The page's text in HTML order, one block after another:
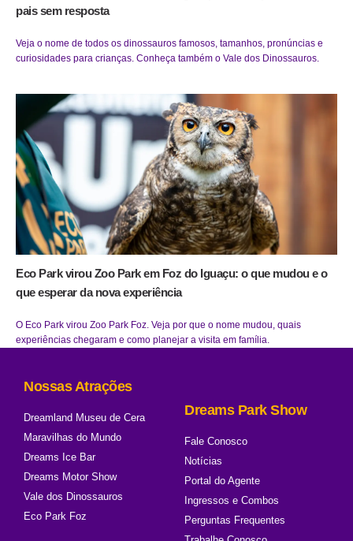
pais sem resposta
Veja o nome de todos os dinossauros famosos, tamanhos, pronúncias e
curiosidades para crianças. Conheça também o Vale dos Dinossauros.
Eco Park virou Zoo Park em Foz do Iguaçu: o que mudou e o
que esperar da nova experiência
O Eco Park virou Zoo Park Foz. Veja por que o nome mudou, quais
experiências chegaram e como planejar a visita em família.
Nossas Atrações
Dreamland Museu de Cera
Maravilhas do Mundo
Dreams Ice Bar
Dreams Motor Show
Vale dos Dinossauros
Eco Park Foz
Dreams Park Show
Fale Conosco
Notícias
Portal do Agente
Ingressos e Combos
Perguntas Frequentes